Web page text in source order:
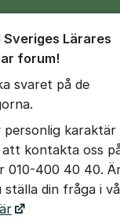
kommentar
Sveriges Lärares
forum!
svaret på de
personlig karaktär
att kontakta oss
010-400 40 40.
ställa din fråga i